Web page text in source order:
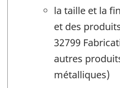
la taille et la
et des
32799
autres
métalliques)